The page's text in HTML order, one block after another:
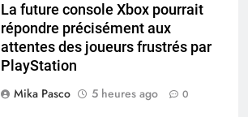
La future console Xbox pourrait
répondre précisément aux
attentes des joueurs frustrés par
PlayStation
Mika Pasco
5 heures ago 0